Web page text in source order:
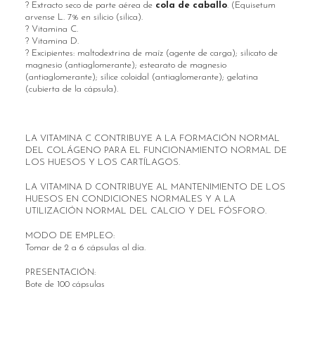
? Extracto seco de parte aérea de cola de caballo. (Equisetum
arvense L. 7% en silicio (silica).
? Vitamina C.
? Vitamina D.
? Excipientes: maltodextrina de maíz (agente de carga); silicato de
magnesio (antiaglomerante); estearato de magnesio
(antiaglomerante); sílice coloidal (antiaglomerante); gelatina
(cubierta de la cápsula).
LA VITAMINA C CONTRIBUYE A LA FORMACIÓN NORMAL
DEL COLÁGENO PARA EL FUNCIONAMIENTO NORMAL DE
LOS HUESOS Y LOS CARTÍLAGOS.
LA VITAMINA D CONTRIBUYE AL MANTENIMIENTO DE LOS
HUESOS EN CONDICIONES NORMALES Y A LA
UTILIZACIÓN NORMAL DEL CALCIO Y DEL FÓSFORO.
MODO DE EMPLEO:
Tomar de 2 a 6 cápsulas al día.
PRESENTACIÓN:
Bote de 100 cápsulas